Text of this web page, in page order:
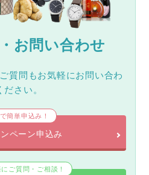
お問い合わせ
質問もお気軽にお問い合わ
ださい。
簡単申込み！
ペーン申込み
ご質問・ご相談！